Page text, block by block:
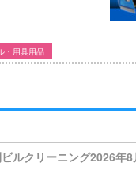
・用具用品
ビルクリーニング2026年